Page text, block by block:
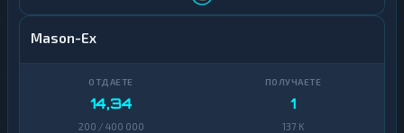
Mason-Ex
14,34
200 / 400 000
1
137 K